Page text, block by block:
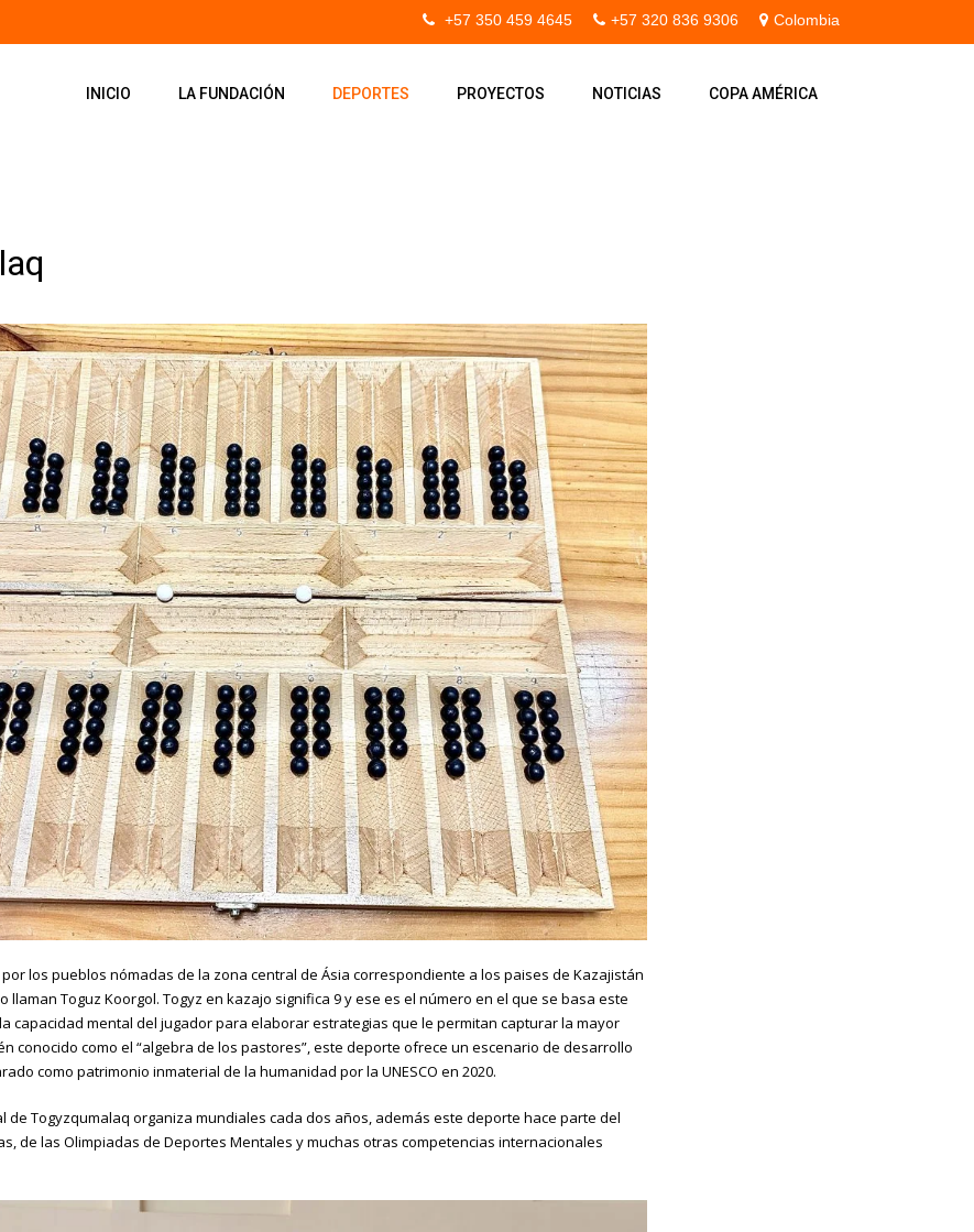
+57 350 459 4645 +57 320 836 9306 Colombia
INICIO LA FUNDACIÓN DEPORTES PROYECTOS NOTICIAS COPA AMÉRICA
los pueblos nómadas de la zona central de Ásia correspondiente a los paises de Kazajistán
llaman Toguz Koorgol. Togyz en kazajo significa 9 y ese es el número en el que se basa este
capacidad mental del jugador para elaborar estrategias que le permitan capturar la mayor
conocido como el “algebra de los pastores”, este deporte ofrece un escenario de desarrollo
como patrimonio inmaterial de la humanidad por la UNESCO en 2020.
de Togyzqumalaq organiza mundiales cada dos años, además este deporte hace parte del
de las Olimpiadas de Deportes Mentales y muchas otras competencias internacionales